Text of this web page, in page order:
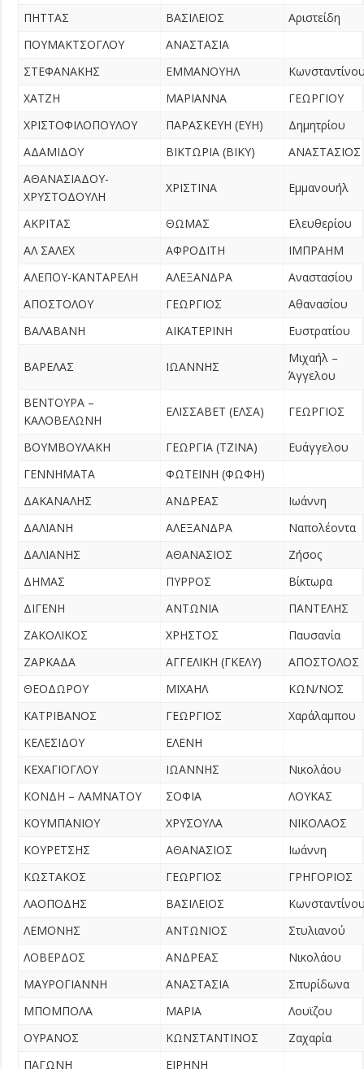
ΠΗΤΤΑΣ ΒΑΣΙΛΕΙΟΣ
Αριστείδη
ΠΟΥΜΑΚΤΣΟΓΛΟΥ
ΑΝΑΣΤΑΣΙΑ
ΣΤΕΦΑΝΑΚΗΣ
ΕΜΜΑΝΟΥΗΛ
ΧΑΤΖΗ
ΜΑΡΙΑΝΝΑ
ΓΕΩΡΓΙΟΥ
ΧΡΙΣΤΟΦΙΛΟΠΟΥΛΟΥ
ΠΑΡΑΣΚΕΥΗ (ΕΥΗ)
Δημητρίου
ΑΔΑΜΙΔΟΥ
ΒΙΚΤΩΡΙΑ (ΒΙΚΥ)
ΑΝΑΣΤΑΣΙΟΣ
ΑΘΑΝΑΣΙΑΔΟΥ-
ΧΡΥΣΤΟΔΟΥΛΗ
ΧΡΙΣΤΙΝΑ Εμμανουήλ
ΑΚΡΙΤΑΣ ΘΩΜΑΣ
Ελευθερίου
ΑΛ ΣΑΛΕΧ
ΑΦΡΟΔΙΤΗ
ΙΜΠΡΑΗΜ
ΑΛΕΠΟΥ-ΚΑΝΤΑΡΕΛΗ
ΑΛΕΞΑΝΔΡΑ
Αναστασίου
ΑΠΟΣΤΟΛΟΥ
ΓΕΩΡΓΙΟΣ
Αθανασίου
ΒΑΛΑΒΑΝΗ
ΑΙΚΑΤΕΡΙΝΗ Ευστρατίου
ΒΑΡΕΛΑΣ ΙΩΑΝΝΗΣ
Μιχαήλ –
Άγγελου
ΒΕΝΤΟΥΡΑ –
ΚΑΛΟΒΕΛΩΝΗ
ΕΛΙΣΣΑΒΕΤ (ΕΛΣΑ) ΓΕΩΡΓΙΟΣ
ΒΟΥΜΒΟΥΛΑΚΗ ΓΕΩΡΓΙΑ (ΤΖΙΝΑ)
Ευάγγελου
ΓΕΝΝΗΜΑΤΑ
ΦΩΤΕΙΝΗ (ΦΩΦΗ)
ΔΑΚΑΝΑΛΗΣ
ΑΝΔΡΕΑΣ
Ιωάννη
ΔΑΛΙΑΝΗ
ΑΛΕΞΑΝΔΡΑ
Ναπολέοντα
ΔΑΛΙΑΝΗΣ
ΑΘΑΝΑΣΙΟΣ
Ζήσος
ΔΗΜΑΣ
ΠΥΡΡΟΣ
Βίκτωρα
ΔΙΓΕΝΗ
ΑΝΤΩΝΙΑ
ΠΑΝΤΕΛΗΣ
ΖΑΚΟΛΙΚΟΣ
ΧΡΗΣΤΟΣ
Παυσανία
ΖΑΡΚΑΔΑ
ΑΓΓΕΛΙΚΗ (ΓΚΕΛΥ)
ΑΠΟΣΤΟΛΟΣ
ΘΕΟΔΩΡΟΥ
ΜΙΧΑΗΛ
ΚΩΝ/ΝΟΣ
ΚΑΤΡΙΒΑΝΟΣ
ΓΕΩΡΓΙΟΣ
Χαράλαμπου
ΚΕΛΕΣΙΔΟΥ
ΕΛΕΝΗ
ΚΕΧΑΓΙΟΓΛΟΥ
ΙΩΑΝΝΗΣ
Νικολάου
ΚΟΝΔΗ – ΛΑΜΝΑΤΟΥ
ΣΟΦΙΑ
ΛΟΥΚΑΣ
ΚΟΥΜΠΑΝΙΟΥ
ΧΡΥΣΟΥΛΑ
ΝΙΚΟΛΑΟΣ
ΚΟΥΡΕΤΣΗΣ
ΑΘΑΝΑΣΙΟΣ
Ιωάννη
ΚΩΣΤΑΚΟΣ
ΓΕΩΡΓΙΟΣ
ΓΡΗΓΟΡΙΟΣ
ΛΑΟΠΟΔΗΣ
ΒΑΣΙΛΕΙΟΣ
ΛΕΜΟΝΗΣ
ΑΝΤΩΝΙΟΣ
Στυλιανού
ΛΟΒΕΡΔΟΣ
ΑΝΔΡΕΑΣ
Νικολάου
ΜΑΥΡΟΓΙΑΝΝΗ
ΑΝΑΣΤΑΣΙΑ
Σπυρίδωνα
ΜΠΟΜΠΟΛΑ
ΜΑΡΙΑ
Λουϊζου
ΟΥΡΑΝΟΣ
ΚΩΝΣΤΑΝΤΙΝΟΣ
Ζαχαρία
ΠΑΓΩΝΗ
ΕΙΡΗΝΗ